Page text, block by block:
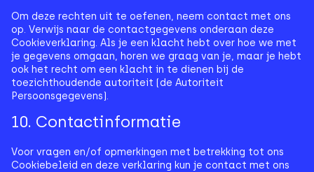
Om deze rechten uit te oefenen, neem contact met ons
op. Verwijs naar de contactgegevens onderaan deze
Cookieverklaring. Als je een klacht hebt over hoe we met
je gegevens omgaan, horen we graag van je, maar je hebt
ook het recht om een klacht in te dienen bij de
toezichthoudende autoriteit (de Autoriteit
Persoonsgegevens).
10. Contactinformatie
Voor vragen en/of opmerkingen met betrekking tot ons
Cookiebeleid en deze verklaring kun je contact met ons